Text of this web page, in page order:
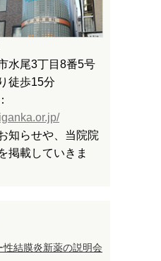
水尾3丁目8番5号
徒歩15分
知らせや、当院院
掲載していきま
性結膜炎新薬の説明会